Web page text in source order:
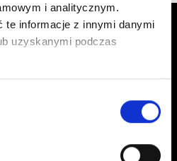
i analitycznym.
te informacje z innymi danymi
uzyskanymi podczas